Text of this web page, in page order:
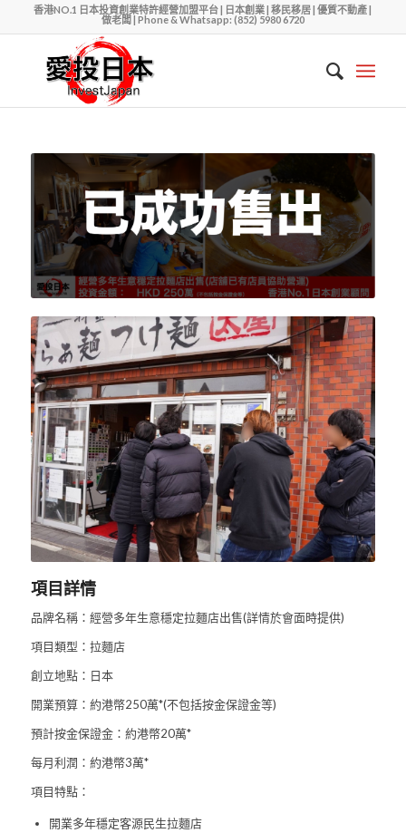
香港NO.1 日本投資創業特許經營加盟平台 | 日本創業 | 移民移居 | 優質不動產 |
做老闆 | Phone & Whatsapp: (852) 5980 6720
項目詳情
品牌名稱：經營多年生意穩定拉麵店出售(詳情於會面時提供)
項目類型：拉麵店
創立地點：日本
開業預算：約港幣250萬*(不包括按金保證金等)
預計按金保證金：約港幣20萬*
每月利潤：約港幣3萬*
項目特點：
開業多年穩定客源民生拉麵店